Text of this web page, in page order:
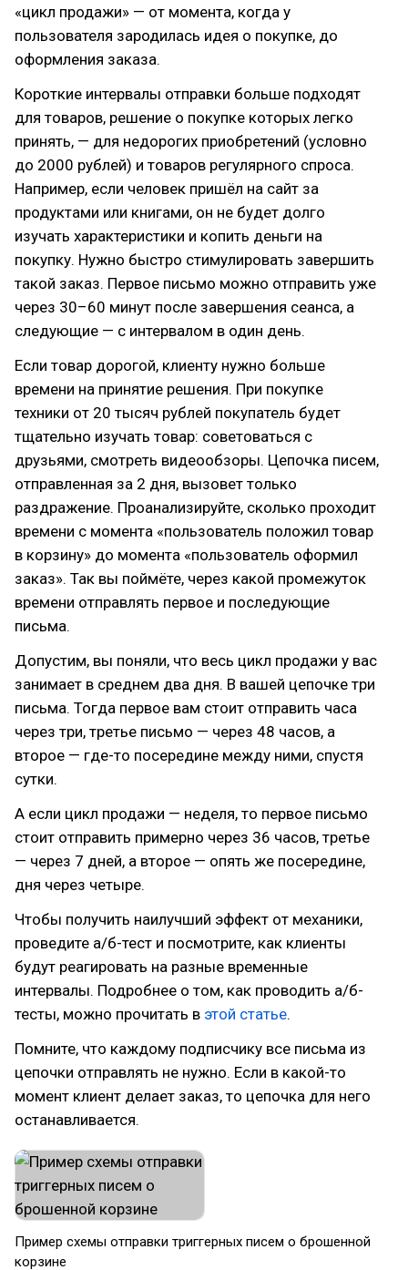
«цикл продажи» — от момента, когда у
пользователя зародилась идея о покупке, до
оформления заказа.
Короткие интервалы отправки больше подходят
для товаров, решение о покупке которых легко
принять, — для недорогих приобретений (условно
до 2000 рублей) и товаров регулярного спроса.
Например, если человек пришёл на сайт за
продуктами или книгами, он не будет долго
изучать характеристики и копить деньги на
покупку. Нужно быстро стимулировать завершить
такой заказ. Первое письмо можно отправить уже
через 30–60 минут после завершения сеанса, а
следующие — с интервалом в один день.
Если товар дорогой, клиенту нужно больше
времени на принятие решения. При покупке
техники от 20 тысяч рублей покупатель будет
тщательно изучать товар: советоваться с
друзьями, смотреть видеообзоры. Цепочка писем,
отправленная за 2 дня, вызовет только
раздражение. Проанализируйте, сколько проходит
времени с момента «пользователь положил товар
в корзину» до момента «пользователь оформил
заказ». Так вы поймёте, через какой промежуток
времени отправлять первое и последующие
письма.
Допустим, вы поняли, что весь цикл продажи у вас
занимает в среднем два дня. В вашей цепочке три
письма. Тогда первое вам стоит отправить часа
через три, третье письмо — через 48 часов, а
второе — где-то посередине между ними, спустя
сутки.
А если цикл продажи — неделя, то первое письмо
стоит отправить примерно через 36 часов, третье
— через 7 дней, а второе — опять же посередине,
дня через четыре.
Чтобы получить наилучший эффект от механики,
проведите а/б-тест и посмотрите, как клиенты
будут реагировать на разные временные
интервалы. Подробнее о том, как проводить а/б-
тесты, можно прочитать в этой статье.
Помните, что каждому подписчику все письма из
цепочки отправлять не нужно. Если в какой-то
момент клиент делает заказ, то цепочка для него
останавливается.
Пример схемы отправки триггерных писем о брошенной
корзине